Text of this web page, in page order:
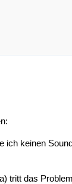
ich keinen
tritt das